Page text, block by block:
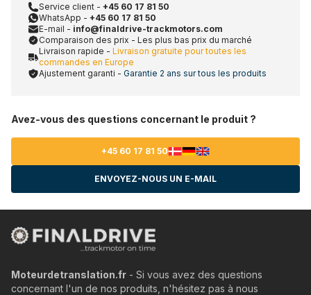
Service client - +45 60 17 81 50
WhatsApp - +45 60 17 81 50
E-mail - info@finaldrive-trackmotors.com
Comparaison des prix - Les plus bas prix du marché
Livraison rapide - Livraison gratuite pour toutes les
commandes en Europe
Ajustement garanti - Garantie 2 ans sur tous les produits
Avez-vous des questions concernant le produit ?
+45 60 17 81 50
ENVOYEZ-NOUS UN E-MAIL
Moteurdetranslation.fr - Si vous avez des questions
concernant l'un de nos produits, n'hésitez pas à nous